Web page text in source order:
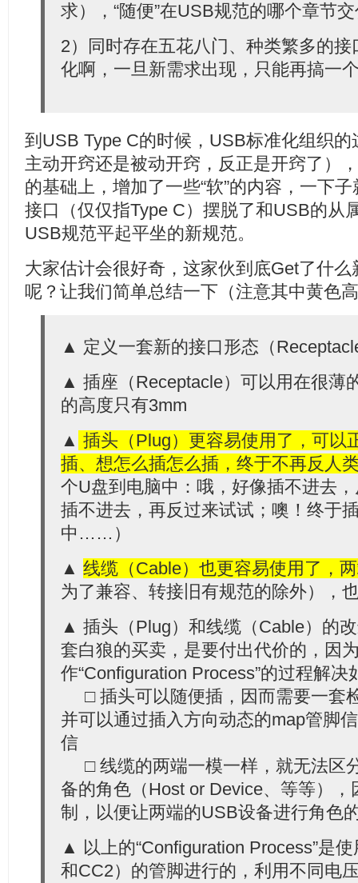
求），“随便”在USB规范的哪个章节
2）同时存在五花八门、种类繁多的
化啊，一旦新需求出现，只能再搞一
到USB Type C的时候，USB标准化组织
主动开窍还是被动开窍，反正是开窍了）
的基础上，增加了一些“软”的内容，一下
接口（仅仅指Type C）摆脱了和USB的从
USB规范平起平坐的新规范。
大家估计会很好奇，这家伙到底Get了什
呢？让我们简单总结一下（注意其中黄色
▲ 定义一套新的接口形态（
▲ 插座（Receptacle）可以用在很薄
的高度只有3mm
▲ 插头（Plug）更容易使用了，可以
插、想怎么插怎么插，终于不再反人
个U盘到电脑中：哦，好像插不进去
插不进去，再反过来试试；噢！终
中……）
▲ 线缆（Cable）也更容易使用了，
为了兼容、转接旧有规范的除外），
▲ 插头（Plug）和线缆（Cable）的
套白狼的买卖，是要付出代价的，因
作“Configuration Process”的过程解
□ 插头可以随便插，因而需要一套
并可以通过插入方向动态的map管脚
信
□ 线缆的两端一模一样，就无法区
备的角色（Host or Device、等等）
制，以便让两端的USB设备进行角色
▲ 以上的“Configuration Process”是
和CC2）的管脚进行的，利用不同电